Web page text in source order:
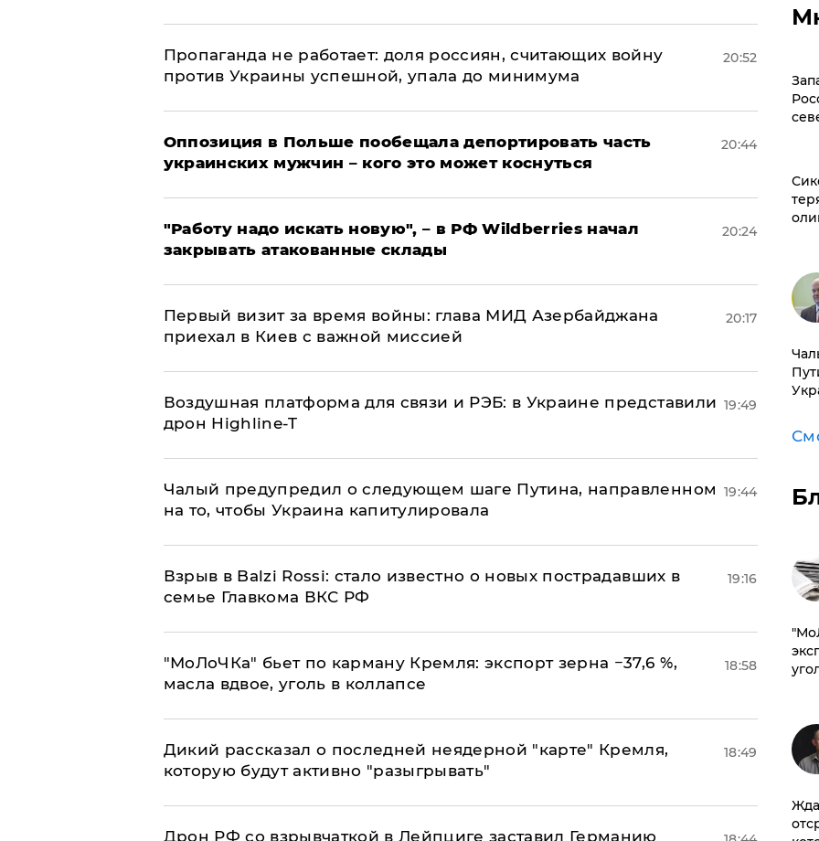
​Пропаганда не работает: доля россиян, считающих войну
против Украины успешной, упала до минимума
20:52
Оппозиция в Польше пообещала депортировать часть
украинских мужчин – кого это может коснуться
20:44
"Работу надо искать новую", – в РФ Wildberries начал
закрывать атакованные склады
20:24
Первый визит за время войны: глава МИД Азербайджана
приехал в Киев с важной миссией
20:17
Воздушная платформа для связи и РЭБ: в Украине представили
дрон Highline-T
19:49
Чалый предупредил о следующем шаге Путина, направленном
на то, чтобы Украина капитулировала
19:44
Взрыв в Balzi Rossi: стало известно о новых пострадавших в
семье Главкома ВКС РФ
19:16
​"МоЛоЧКа" бьет по карману Кремля: экспорт зерна −37,6 %,
масла вдвое, уголь в коллапсе
18:58
Дикий рассказал о последней неядерной "карте" Кремля,
которую будут активно "разыгрывать"
18:49
​Дрон РФ со взрывчаткой в Лейпциге заставил Германию